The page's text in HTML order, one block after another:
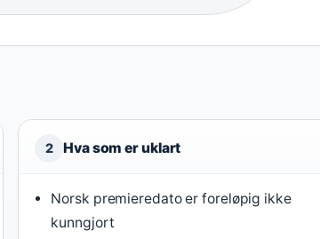
2 Hva som er uklart
Norsk premieredato er foreløpig ikke
kunngjort